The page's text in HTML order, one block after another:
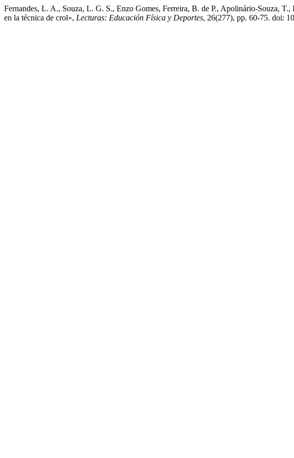
Fernandes, L. A., Souza, L. G. S., Enzo Gomes, Ferreira, B. de P., Apolinário-Souza,
en la técnica de crol», Lecturas: Educación Física y Deportes, 26(277), pp. 60-75. doi: